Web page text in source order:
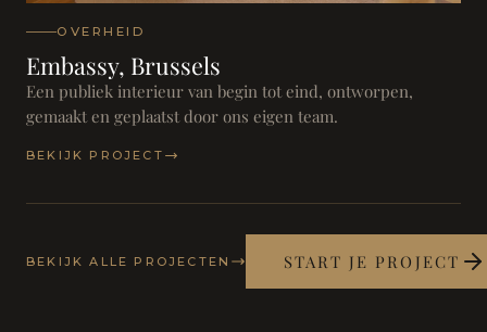
OVERHEID
Embassy, Brussels
Een publiek interieur van begin tot eind, ontworpen,
gemaakt en geplaatst door ons eigen team.
BEKIJK PROJECT
BEKIJK ALLE PROJECTEN START JE PROJECT